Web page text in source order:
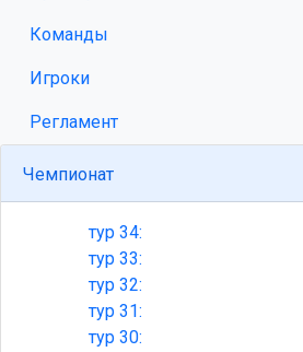
Команды
Игроки
Регламент
Чемпионат
тур 34:
тур 33:
тур 32:
тур 31:
тур 30: